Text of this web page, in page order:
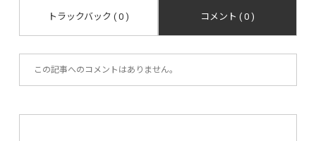
トラックバック ( 0 ) コメント ( 0 )
この記事へのコメントはありません。